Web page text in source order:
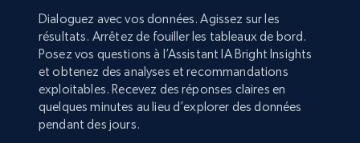
Dialoguez avec vos données. Agissez sur les
résultats. Arrêtez de fouiller les tableaux de bord.
Posez vos questions à l’Assistant IA Bright Insights
et obtenez des analyses et recommandations
exploitables. Recevez des réponses claires en
quelques minutes au lieu d’explorer des données
pendant des jours.